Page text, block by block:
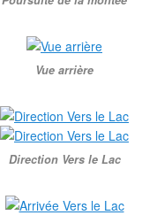
Vue arrière
Direction Vers le Lac